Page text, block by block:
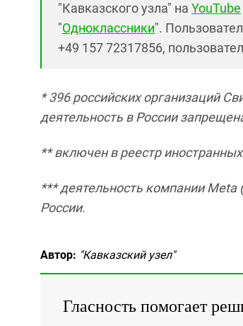
"Кавказского узла" на YouTube
"Одноклассники".
+49 157 72317856,
* 396 российских организаций
деятельность в России
** включен в реестр
*** деятельность компании Meta
России.
Автор: "Кавказский узел"
Гласность помогает